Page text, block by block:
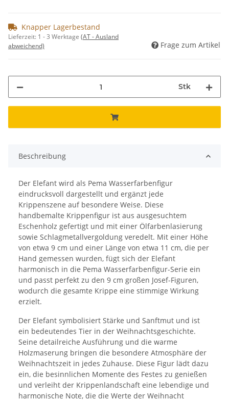
Knapper Lagerbestand
Lieferzeit: 1 - 3 Werktage (AT - Ausland
abweichend)
Frage zum Artikel
Stk
Beschreibung
Der Elefant wird als Pema Wasserfarbenfigur
eindrucksvoll dargestellt und ergänzt jede
Krippenszene auf besondere Weise. Diese
handbemalte Krippenfigur ist aus ausgesuchtem
Eschenholz gefertigt und mit einer Ölfarbenlasierung
sowie Schlagmetallvergoldung veredelt. Mit einer Höhe
von etwa 9 cm und einer Länge von etwa 11 cm, die per
Hand gemessen wurden, fügt sich der Elefant
harmonisch in die Pema Wasserfarbenfigur-Serie ein
und passt perfekt zu den 9 cm großen Josef-Figuren,
wodurch die gesamte Krippe eine stimmige Wirkung
erzielt.
Der Elefant symbolisiert Stärke und Sanftmut und ist
ein bedeutendes Tier in der Weihnachtsgeschichte.
Seine detailreiche Ausführung und die warme
Holzmaserung bringen die besondere Atmosphäre der
Weihnachtszeit in jedes Zuhause. Diese Figur lädt dazu
ein, die besinnlichen Momente des Festes zu genießen
und verleiht der Krippenlandschaft eine lebendige und
harmonische Note, die die Werte der Weihnacht